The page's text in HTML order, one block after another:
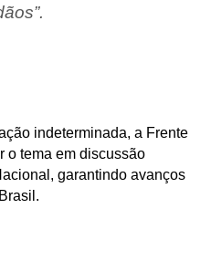
indeterminada, a Frente
o tema em discussão
garantindo avanços